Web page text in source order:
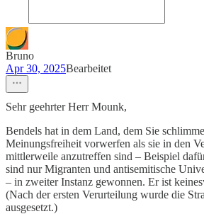
Bruno
Apr 30, 2025Bearbeitet
Sehr geehrter Herr Mounk,
Bendels hat in dem Land, dem Sie
Meinungsfreiheit vorwerfen als sie in den
mittlerweile anzutreffen sind – Beispiel
sind nur Migranten und antisemitische
– in zweiter Instanz gewonnen. Er ist
(Nach der ersten Verurteilung wurde die
ausgesetzt.)